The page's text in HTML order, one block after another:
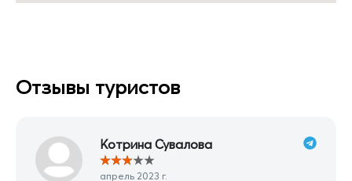
Отзывы туристов
Котрина Сувалова
★★★★★
апрель 2023 г.